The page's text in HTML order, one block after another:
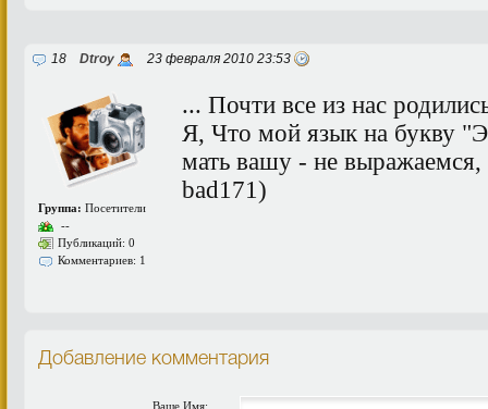
18 Dtroy 23 февраля 2010 23:53
Группа: Посетители
--
Публикаций: 0
Комментариев: 1
... Почти все из нас
Я, Что мой язык на букву
мать вашу - не
bad171)
Добавление комментария
Ваше Имя: